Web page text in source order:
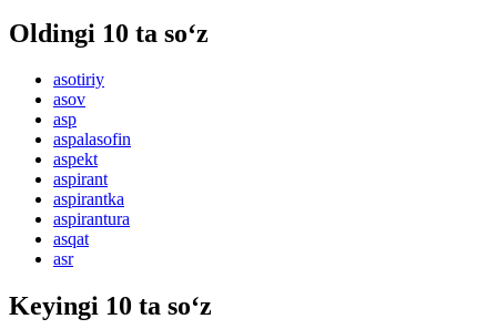
Oldingi 10 ta so‘z
asotiriy
asov
asp
aspalasofin
aspekt
aspirant
aspirantka
aspirantura
asqat
asr
Keyingi 10 ta so‘z